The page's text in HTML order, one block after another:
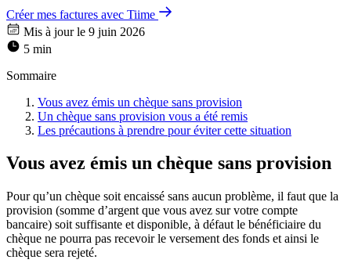
Créer mes factures avec Tiime
Mis à jour le 9 juin 2026
5 min
Sommaire
Vous avez émis un chèque sans provision
Un chèque sans provision vous a été remis
Les précautions à prendre pour éviter cette situation
Vous avez émis un chèque sans provision
Pour qu’un chèque soit encaissé sans aucun problème, il faut que la
provision (somme d’argent que vous avez sur votre compte
bancaire) soit suffisante et disponible, à défaut le bénéficiaire du
chèque ne pourra pas recevoir le versement des fonds et ainsi le
chèque sera rejeté.